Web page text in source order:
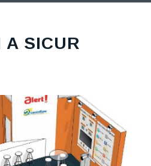
A SICUR